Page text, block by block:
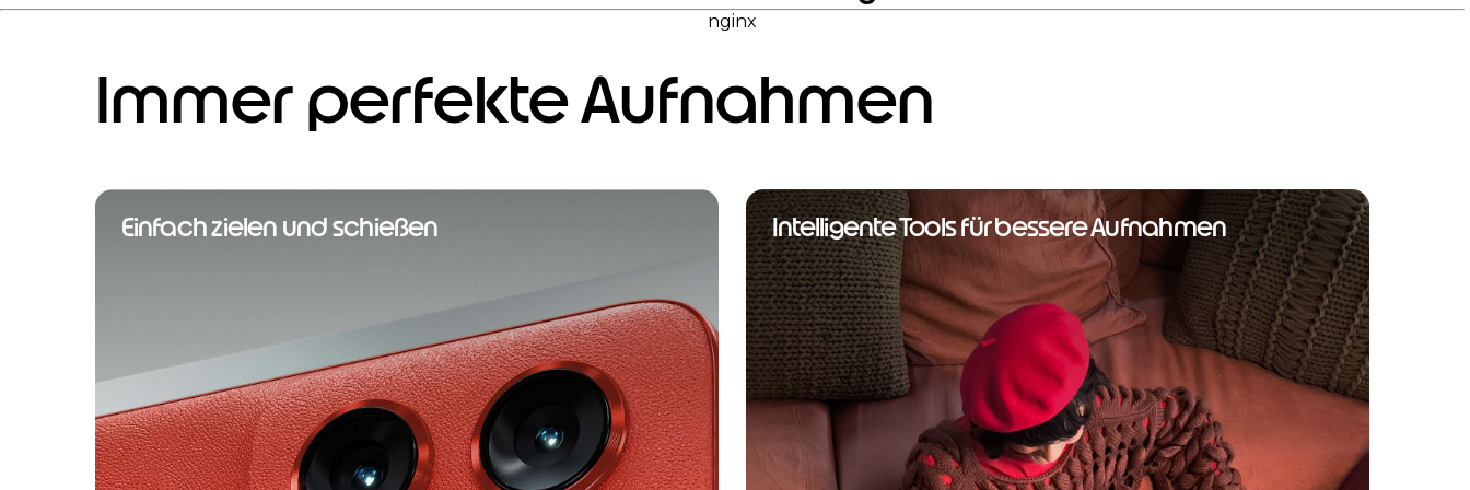
nginx
Immer perfekte Aufnahmen
Einfach zielen und schießen Intelligente Tools für bessere Aufnahmen